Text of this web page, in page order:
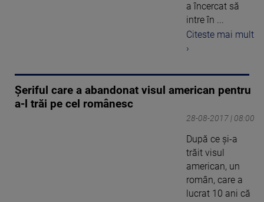
a încercat să
intre în ...
Citeste mai mult
›
Șeriful care a abandonat visul american pentru
a-l trăi pe cel românesc
28-08-2017 | 08:00
După ce şi-a
trăit visul
american, un
român, care a
lucrat 10 ani că